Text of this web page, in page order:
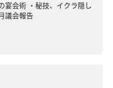
宴会術 ・秘技、イクラ隠し
議会報告